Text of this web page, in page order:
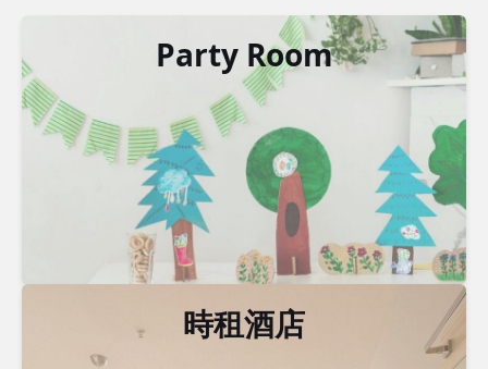
Party Room
時租酒店